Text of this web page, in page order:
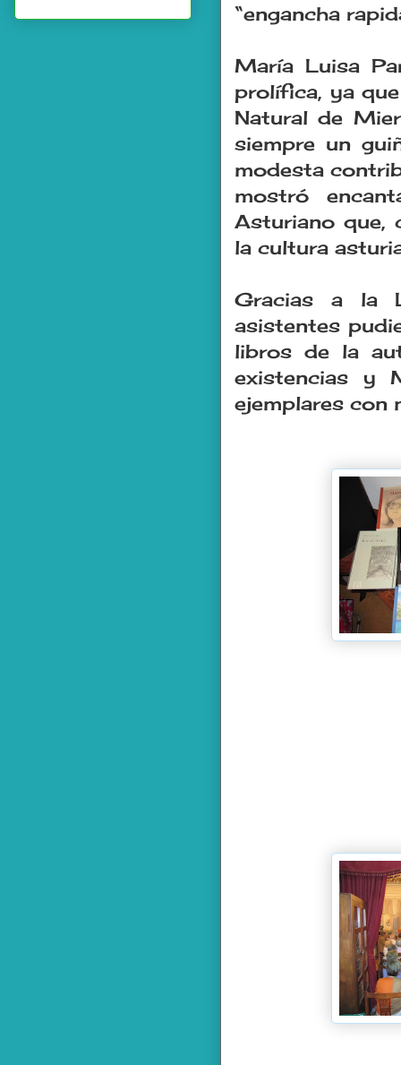
“engancha
María Luisa
prolífica, ya
Natural de
siempre un
modesta
mostró
Asturiano que,
la cultura
Gracias a la
asistentes
libros de la
existencias y
ejemplares con